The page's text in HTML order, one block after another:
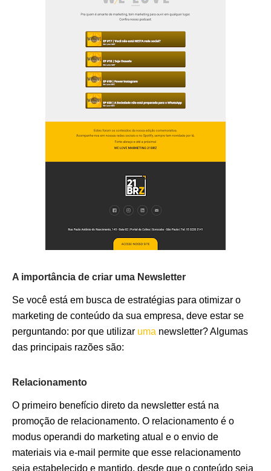
A importância de criar uma Newsletter
Se você está em busca de estratégias para otimizar o
marketing de conteúdo da sua empresa, deve estar se
perguntando: por que utilizar uma newsletter? Algumas
das principais razões são:
Relacionamento
O primeiro benefício direto da newsletter está na
promoção de relacionamento. O relacionamento é o
modus operandi do marketing atual e o envio de
materiais via e-mail permite que esse relacionamento
seja estabelecido e mantido, desde que o conteúdo seja